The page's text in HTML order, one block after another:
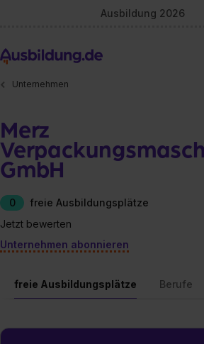
Ausbildung 2026
Unternehmen
Merz
GmbH
0
freie Ausbildungsplätze
Jetzt bewerten
Unternehmen abonnieren
freie Ausbildungsplätze Berufe